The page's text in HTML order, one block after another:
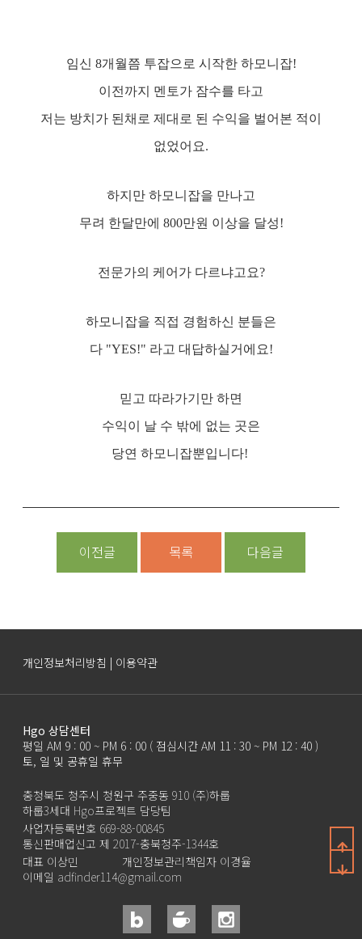
임신 8개월쯤 투잡으로 시작한 하모니잡!
이전까지 멘토가 잠수를 타고
저는 방치가 된채로 제대로 된 수익을 벌어본 적이
없었어요.
하지만 하모니잡을 만나고
무려 한달만에 800만원 이상을 달성!
전문가의 케어가 다르냐고요?
하모니잡을 직접 경험하신 분들은
다 "YES!" 라고 대답하실거에요!
믿고 따라가기만 하면
수익이 날 수 밖에 없는 곳은
당연 하모니잡뿐입니다!
이전글 목록 다음글
개인정보처리방침 | 이용약관
Hgo 상담센터
평일 AM 9 : 00 ~ PM 6 : 00 ( 점심시간 AM 11 : 30 ~ PM 12 : 40 )
토, 일 및 공휴일 휴무
충청북도 청주시 청원구 주중동 910 (주)하룹
하룹3세대 Hgo프로젝트 담당팀
사업자등록번호 669-88-00845
통신판매업신고 제 2017-충북청주-1344호
대표 이상민
개인정보관리책임자 이경율
이메일 adfinder114@gmail.com